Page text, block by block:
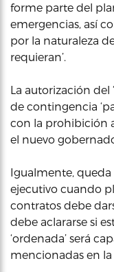
forme parte del
emergencias, así
por la naturaleza
requieran’.
La autorización del
de contingencia
con la prohibición
el nuevo
Igualmente, queda
ejecutivo cuando
contratos debe
debe aclararse si
‘ordenada’ será
mencionadas en la